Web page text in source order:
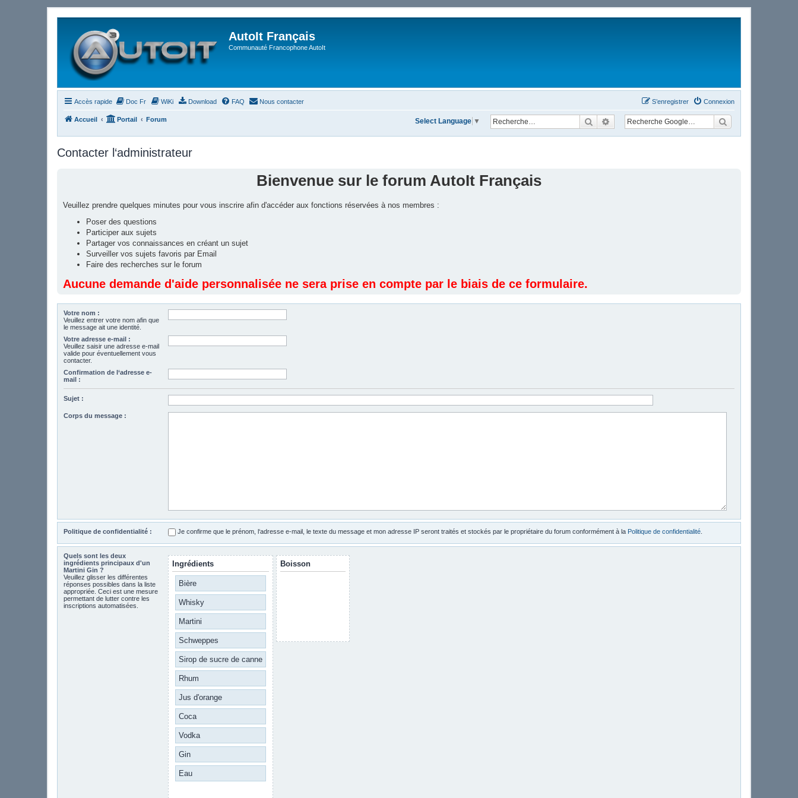
AutoIt Français
Communauté Francophone AutoIt
Accès rapide Doc Fr WiKi Download FAQ Nous contacter Connexion
S’enregistrer
Accueil Portail Forum RechercherRecherche avancée
Select Language ▼
Contacter l‘administrateur
Bienvenue sur le forum AutoIt Français
Veuillez prendre quelques minutes pour vous inscrire afin d'accéder aux fonctions réservées à nos membres :
Poser des questions
Participer aux sujets
Partager vos connaissances en créant un sujet
Surveiller vos sujets favoris par Email
Faire des recherches sur le forum
Aucune demande d'aide personnalisée ne sera prise en compte par le biais de ce formulaire.
Votre nom :
Veuillez entrer votre nom afin que
le message ait une identité.
Votre adresse e-mail :
Veuillez saisir une adresse e-mail
valide pour éventuellement vous
contacter.
Confirmation de l‘adresse e-
mail :
Sujet :
Corps du message :
Politique de confidentialité : Je confirme que le prénom, l‘adresse e-mail, le texte du message et mon adresse IP seront traités et stockés par le propriétaire du forum conformément à la Politique de confidentialité
Quels sont les deux
ingrédients principaux d'un
Martini Gin ?
Veuillez glisser les différentes
réponses possibles dans la liste
appropriée. Ceci est une mesure
permettant de lutter contre les
inscriptions automatisées.
Ingrédients
Bière
Whisky
Martini
Schweppes
Sirop de sucre de canne
Rhum
Jus d'orange
Coca
Vodka
Gin
Eau
Boisson